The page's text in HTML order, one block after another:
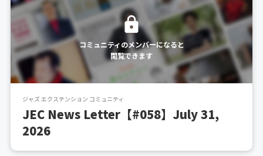
コミュニティのメンバーになると
閲覧できます
ジャズ エクステンション コミュニティ
JEC News Letter【#058】July 31,
2026